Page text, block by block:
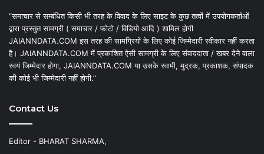
“समाचार से सम्बंधित किसी भी तरह के विवाद के लिए साइट के कुछ तत्वों में उपयोगकर्ताओं
द्वारा प्रस्तुत सामग्री ( समाचार / फोटो / विडियो आदि ) शामिल होगी
JAIANNDATA.COM इस तरह की सामग्रियों के लिए कोई जिम्मेदारी स्वीकार नहीं करता
है। JAIANNDATA.COM में प्रकाशित ऐसी सामग्री के लिए संवाददाता / खबर देने वाला
स्वयं जिम्मेदार होगा, JAIANNDATA.COM या उसके स्वामी, मुद्रक, प्रकाशक, संपादक
की कोई भी जिम्मेदारी नहीं होगी.”
Contact Us
Editor - BHARAT SHARMA,